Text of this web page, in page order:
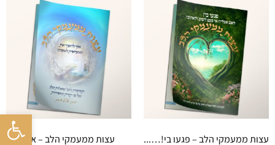
פתח
עצות ממעמקי הלב – פגעו בי!…...
עצות ממעמקי הלב – איך